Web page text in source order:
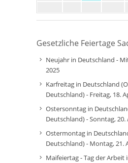
Gesetzliche Feiertage
Neujahr in Deutschland -
2025
Karfreitag in Deutschland
Deutschland) - Freitag, 18.
Ostersonntag in
Deutschland) - Sonntag, 20.
Ostermontag in
Deutschland) - Montag, 21.
Maifeiertag - Tag der Arbeit